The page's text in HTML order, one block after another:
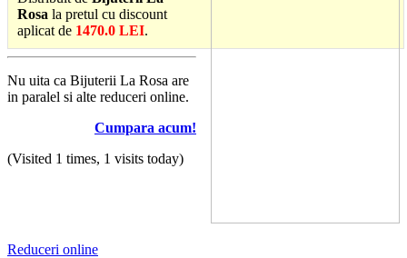
Rosa la pretul cu discount
aplicat de 1470.0 LEI.
Nu uita ca Bijuterii La Rosa are
in paralel si alte reduceri online.
Cumpara acum!
(Visited 1 times, 1 visits today)
Reduceri online